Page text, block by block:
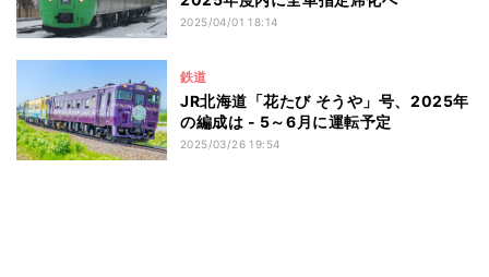
2025/04/01 18:14
鉄道
JR北海道「花たび そうや」号、2025年
の編成は - 5～6月に運転予定
2025/03/26 19:54